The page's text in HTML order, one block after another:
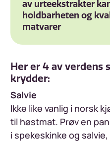
av urteekstrakter
holdbarheten og
matvarer
Her er 4 av verdens
krydder:
Salvie
Ikke like vanlig i norsk
til høstmat. Prøv en
i spekeskinke og